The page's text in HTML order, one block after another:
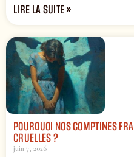
LIRE LA SUITE »
POURQUOI NOS COMPTINES
CRUELLES ?
juin 7, 2026